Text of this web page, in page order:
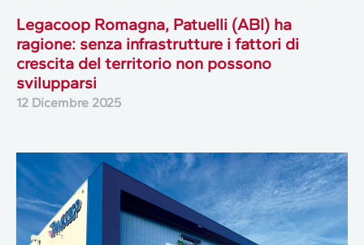
Legacoop Romagna, Patuelli (ABI) ha
ragione: senza infrastrutture i fattori di
crescita del territorio non possono
svilupparsi
12 Dicembre 2025